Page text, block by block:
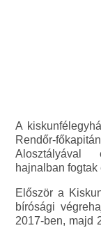
A
Rendőr-
Alosztályával
hajnalban
Először a
bírósági
2017-ben, majd